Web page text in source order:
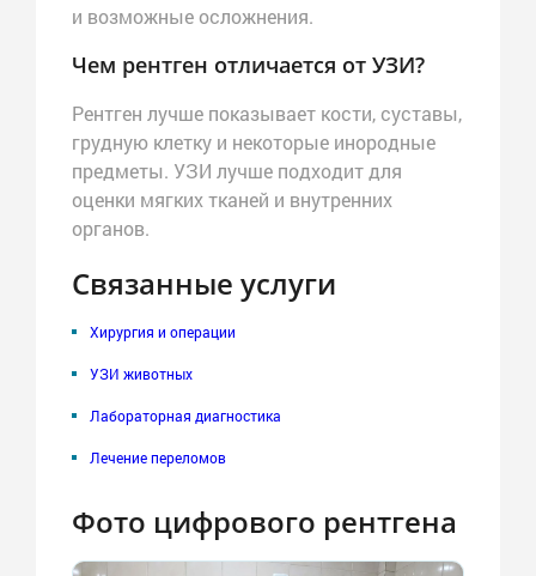
и возможные осложнения.
Чем рентген отличается от УЗИ?
Рентген лучше показывает кости, суставы,
грудную клетку и некоторые инородные
предметы. УЗИ лучше подходит для
оценки мягких тканей и внутренних
органов.
Связанные услуги
Хирургия и операции
УЗИ животных
Лабораторная диагностика
Лечение переломов
Фото цифрового рентгена